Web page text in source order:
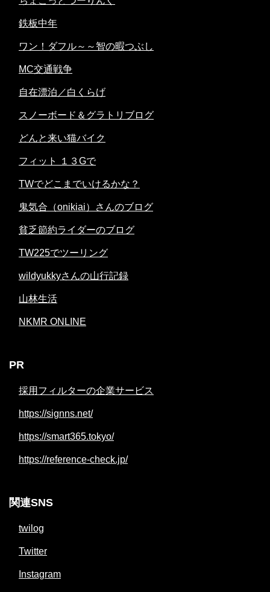
鉄板中年
ワン！ダフル～～智の暇つぶし
MC交通戦争
自在漂泊／白くらげ
スノーボード＆グラトリブログ
どんと来い猫バイク
フィット １３Gで
TWでどこまでいけるかな？
鬼気合（onikiai）さんのブログ
貧乏節約ライダーのブログ
TW225でツーリング
wildyukkyさんの山行記録
山林生活
NKMR ONLINE
PR
採用フィルターの企業サービス
https://signns.net/
https://smart365.tokyo/
https://reference-check.jp/
関連SNS
twilog
Twitter
Instagram